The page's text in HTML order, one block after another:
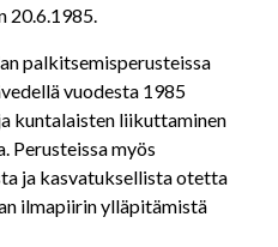
20.6.1985.
palkitsemisperusteissa
vuodesta 1985
kuntalaisten liikuttaminen
Perusteissa myös
ja kasvatuksellista otetta
ilmapiirin ylläpitämistä